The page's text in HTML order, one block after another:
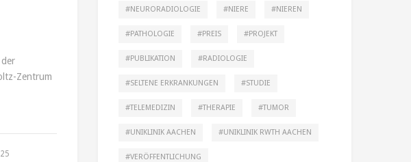
Zentrum
NEURORADIOLOGIE NIERE NIEREN
PATHOLOGIE PREIS PROJEKT
PUBLIKATION RADIOLOGIE
SELTENE ERKRANKUNGEN STUDIE
TELEMEDIZIN THERAPIE TUMOR
UNIKLINIK AACHEN UNIKLINIK RWTH AACHEN
VERÖFFENTLICHUNG